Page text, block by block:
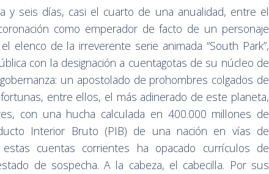
y seis días, casi el cuarto de una anualidad, entre el
como emperador de facto de un personaje
elenco de la irreverente serie animada “South Park”,
con la designación a cuentagotas de su núcleo de
un apostolado de prohombres colgados de
entre ellos, el más adinerado de este planeta,
con una hucha calculada en 400.000 millones de
Interior Bruto (PIB) de una nación en vías de
cuentas corrientes ha opacado currículos de
de sospecha. A la cabeza, el cabecilla. Por sus